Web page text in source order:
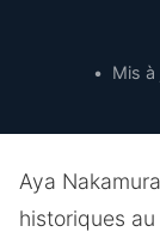
Mis
Aya
historiques